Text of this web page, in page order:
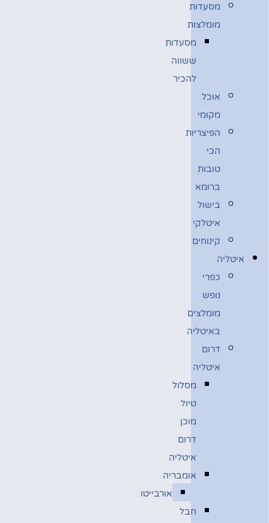
מסעדות
מומלצות
מסעדות
ששווה
להכיר
אוכל
מקומי
הפיצריות
הכי
טובות
ברומא
בישול
איטלקי
קינוחים
איטליה
כפרי
נופש
מומלצים
באיטליה
דרום
איטליה
מסלול
טיול
מוכן
דרום
איטליה
אומבריה
אורבייטו
חבל